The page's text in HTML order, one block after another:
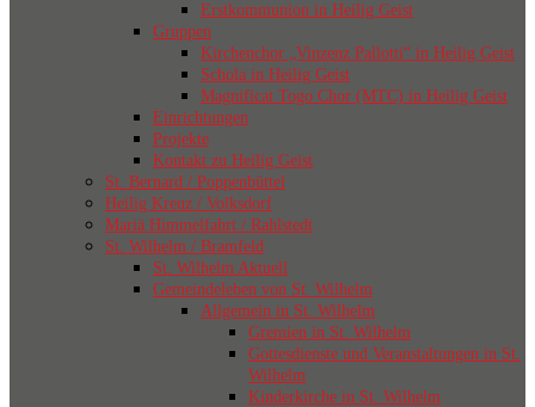
Erstkommunion in Heilig Geist
Gruppen
Kirchenchor „Vinzenz Pallotti“ in Heilig Geist
Schola in Heilig Geist
Magnificat Togo Chor (MTC) in Heilig Geist
Einrichtungen
Projekte
Kontakt zu Heilig Geist
St. Bernard / Poppenbüttel
Heilig Kreuz / Volksdorf
Mariä Himmelfahrt / Rahlstedt
St. Wilhelm / Bramfeld
St. Wilhelm Aktuell
Gemeindeleben von St. Wilhelm
Allgemein in St. Wilhelm
Gremien in St. Wilhelm
Gottesdienste und Veranstaltungen in St.
Wilhelm
Kinderkirche in St. Wilhelm